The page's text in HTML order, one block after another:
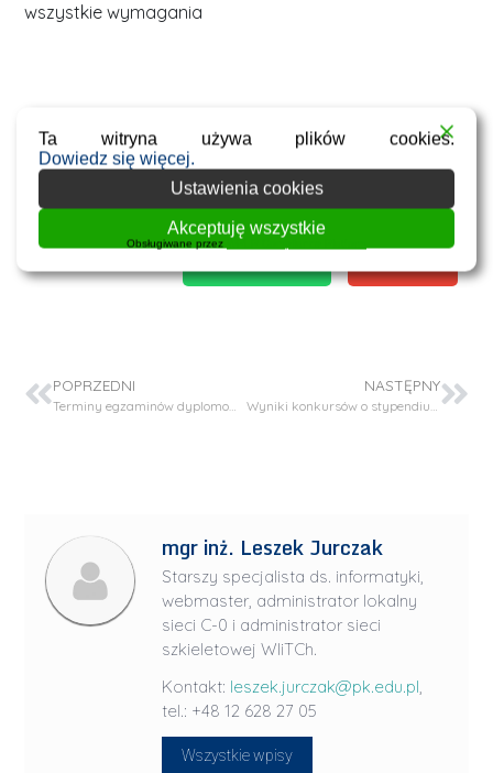
wszystkie wymagania
Facebook
POPRZEDNI
Terminy egzaminów dyplomowych
NASTĘPNY
Wyniki konkursów o stypendium naukowe w projekcie nr UMO-2022/45/B/ST8/03060
mgr inż. Leszek Jurczak
Starszy specjalista ds. informatyki,
webmaster, administrator lokalny
sieci C-0 i administrator sieci
szkieletowej WIiTCh.
Kontakt: leszek.jurczak@pk.edu.pl,
tel.: +48 12 628 27 05
Wszystkie wpisy
Ta witryna używa plików cookies.
Dowiedz się więcej.
Ustawienia cookies
Akceptuję wszystkie
Obsługiwane przez WPLP Compliance Platform